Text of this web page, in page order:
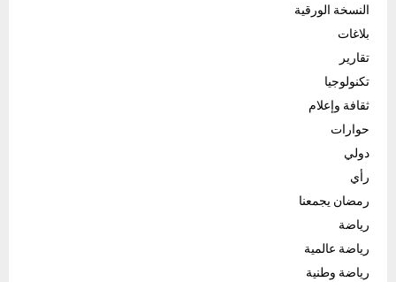
النسخة الورقية
بلاغات
تقارير
تكنولوجيا
ثقافة وإعلام
حوارات
دولي
رأي
رمضان يجمعنا
رياضة
رياضة عالمية
رياضة وطنية